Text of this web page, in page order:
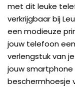
met dit leuke
verkrijgbaar bij
een modieuze
jouw telefoon
verlengstuk van
jouw
beschermhoesje